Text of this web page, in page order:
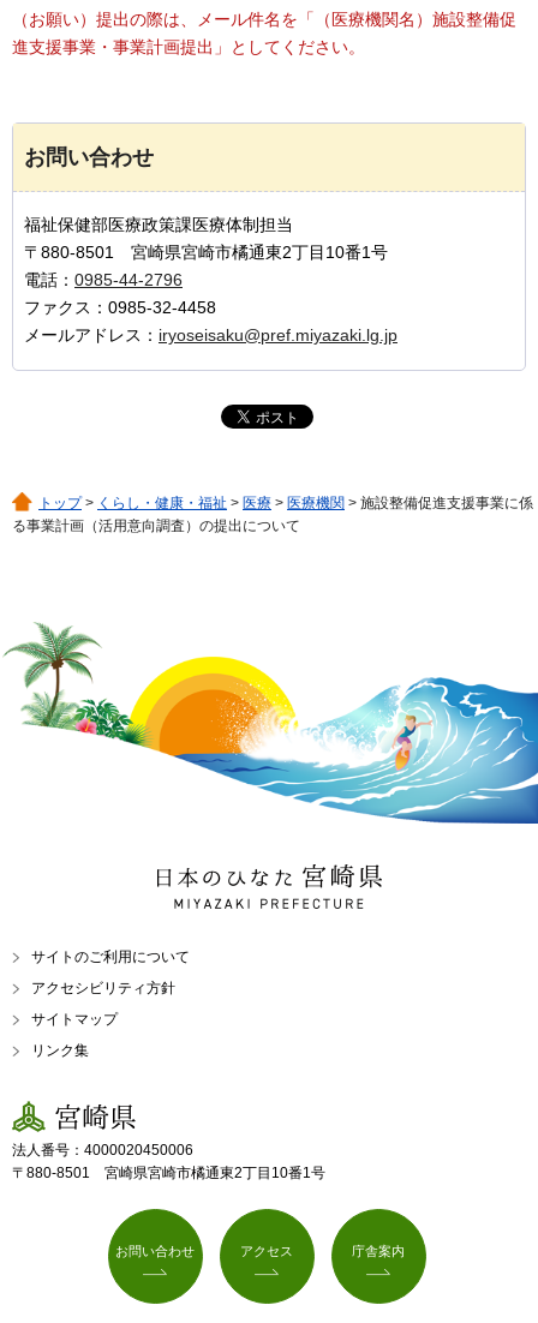
（お願い）提出の際は、メール件名を「（医療機関名）施設整備促
進支援事業・事業計画提出」としてください。
お問い合わせ
福祉保健部医療政策課医療体制担当
〒880-8501 宮崎県宮崎市橘通東2丁目10番1号
電話： 0985-44-2796
ファクス：0985-32-4458
メールアドレス： iryoseisaku@pref.miyazaki.lg.jp
トップ> くらし・健康・福祉 > 医療 > 医療機関 > 施設整備促進支援事業に係
る事業計画（活用意向調査）の提出について
日本のひなた 宮崎県
MIYAZAKI PREFECTURE
サイトのご利用について
アクセシビリティ方針
サイトマップ
リンク集
宮崎県
法人番号：4000020450006
〒880-8501 宮崎県宮崎市橘通東2丁目10番1号
お問い合わせ アクセス 庁舎案内